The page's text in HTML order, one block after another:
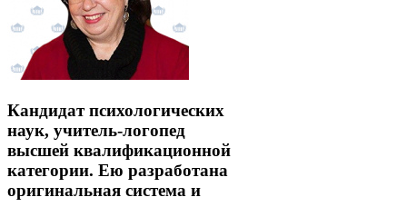
Кандидат психологических
наук, учитель-логопед
высшей квалификационной
категории. Ею разработана
оригинальная система и